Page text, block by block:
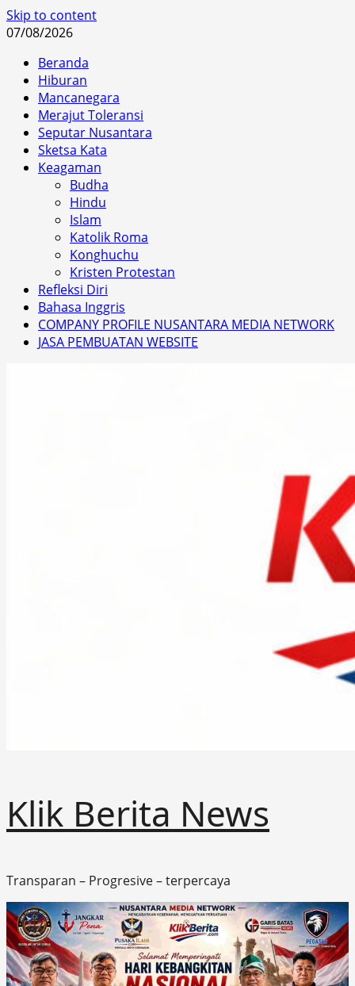
Skip to content
07/08/2026
Beranda
Hiburan
Mancanegara
Merajut Toleransi
Seputar Nusantara
Sketsa Kata
Keagaman
Budha
Hindu
Islam
Katolik Roma
Konghuchu
Kristen Protestan
Refleksi Diri
Bahasa Inggris
COMPANY PROFILE NUSANTARA MEDIA NETWORK
JASA PEMBUATAN WEBSITE
Klik Berita News
Transparan – Progresive – terpercaya